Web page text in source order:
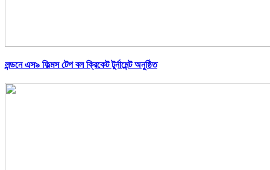
লন্ডনে এস৯ ফিল্মস টেপ বল ক্রিকেট টুর্নামেন্ট অনুষ্ঠিত